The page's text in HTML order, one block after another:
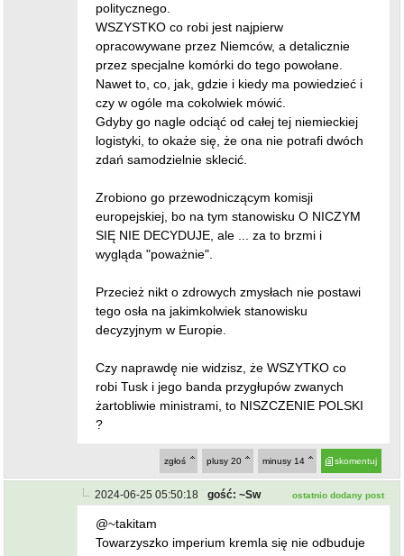
politycznego.
WSZYSTKO co robi jest najpierw
opracowywane przez Niemców, a detalicznie
przez specjalne komórki do tego powołane.
Nawet to, co, jak, gdzie i kiedy ma powiedzieć i
czy w ogóle ma cokolwiek mówić.
Gdyby go nagle odciąć od całej tej niemieckiej
logistyki, to okaże się, że ona nie potrafi dwóch
zdań samodzielnie sklecić.
Zrobiono go przewodniczącym komisji
europejskiej, bo na tym stanowisku O NICZYM
SIĘ NIE DECYDUJE, ale ... za to brzmi i
wygląda "poważnie".
Przecież nikt o zdrowych zmysłach nie postawi
tego osła na jakimkolwiek stanowisku
decyzyjnym w Europie.
Czy naprawdę nie widzisz, że WSZYTKO co
robi Tusk i jego banda przygłupów zwanych
żartobliwie ministrami, to NISZCZENIE POLSKI
?
skomentuj
minusy 14
plusy 20
zgłoś
2024-06-25 05:50:18 gość: ~Sw ostatnio dodany post
@~takitam
Towarzyszko imperium kremla się nie odbuduje